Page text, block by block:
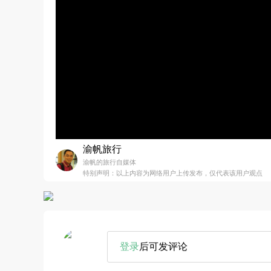
渝帆旅行
渝帆的旅行自媒体
特别声明：以上内容为网络用户上传发布，仅代表该用户观点
登录后可发评论